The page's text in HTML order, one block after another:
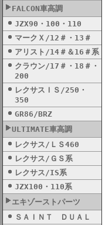
FALCON車高調
JZX90・100・110
マークＸ/12＃・13＃
アリスト/14＃＆16＃系
クラウン/17＃・18＃・
200
レクサスＩＳ/250・
350
GR86/BRZ
ULTIMATE車高調
レクサス/ＬＳ460
レクサス/ＧＳ系
レクサス/IS系
JZX100・110系
エキゾーストパーツ
ＳＡＩＮＴ ＤＵＡＬ